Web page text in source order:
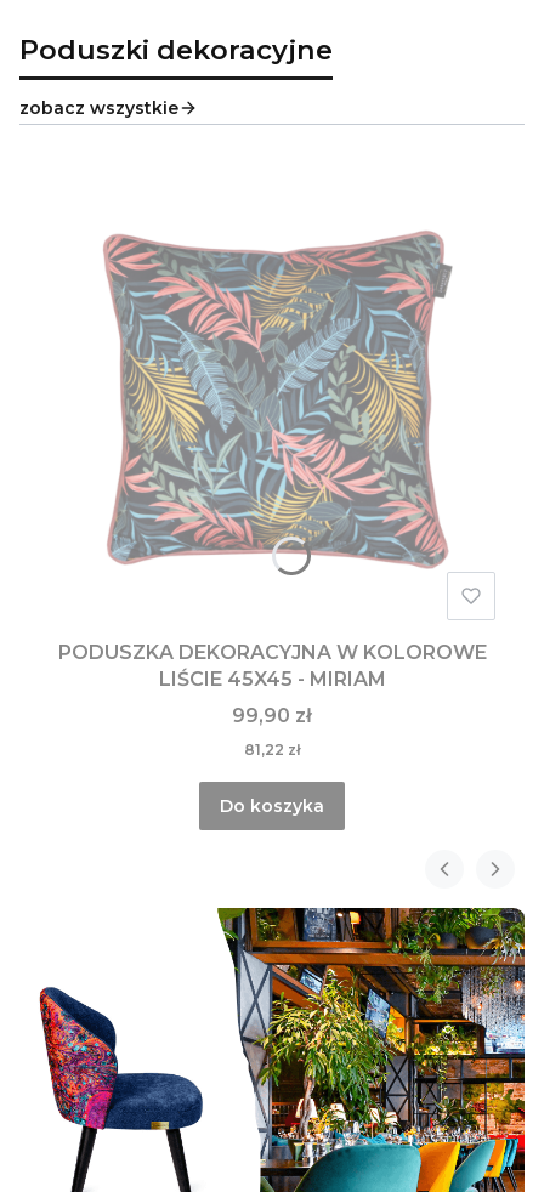
Poduszki dekoracyjne
zobacz wszystkie
PODUSZKA DEKORACYJNA W KOLOROWE
LIŚCIE 45X45 - MIRIAM
99,90 zł
81,22 zł
Do koszyka